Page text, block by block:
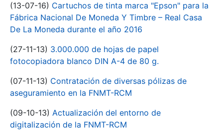
(13-07-16) Cartuchos de tinta marca "Epson" para la
Fábrica Nacional De Moneda Y Timbre – Real Casa
De La Moneda durante el año 2016
(27-11-13) 3.000.000 de hojas de papel
fotocopiadora blanco DIN A-4 de 80 g.
(07-11-13) Contratación de diversas pólizas de
aseguramiento en la FNMT-RCM
(09-10-13) Actualización del entorno de
digitalización de la FNMT-RCM